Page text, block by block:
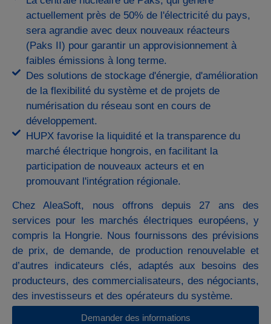
actuellement près de 50% de l'électricité du pays,
sera agrandie avec deux nouveaux réacteurs
(Paks II) pour garantir un approvisionnement à
faibles émissions à long terme.
Des solutions de stockage d'énergie, d'amélioration
de la flexibilité du système et de projets de
numérisation du réseau sont en cours de
développement.
HUPX favorise la liquidité et la transparence du
marché électrique hongrois, en facilitant la
participation de nouveaux acteurs et en
promouvant l'intégration régionale.
Chez AleaSoft, nous offrons depuis 27 ans des
services pour les marchés électriques européens, y
compris la Hongrie. Nous fournissons des prévisions
de prix, de demande, de production renouvelable et
d’autres indicateurs clés, adaptés aux besoins des
producteurs, des commercialisateurs, des négociants,
des investisseurs et des opérateurs du système.
Demander des informations